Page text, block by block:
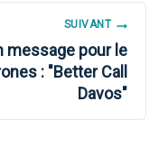
SUIVANT
message pour le
: "Better Call
Davos"